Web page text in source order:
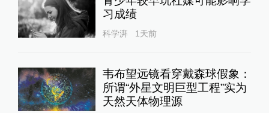
习成绩
科学湃 1天前
韦布望远镜看穿戴森球假象：
所谓“外星文明巨型工程”实为
天然天体物理源